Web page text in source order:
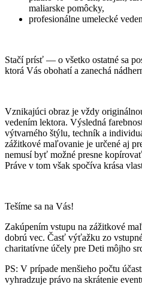
maliarske pomôcky,
profesionálne umelecké
Stačí prísť — o všetko ostatné sa
ktorá Vás obohatí a zanechá
Vznikajúci obraz je vždy
vedením lektora. Výsledná
výtvarného štýlu, techník a
zážitkové maľovanie je určené aj
nemusí byť možné presne
Práve v tom však spočíva krása
Tešíme sa na Vás!
Zakúpením vstupu na zážitkové
dobrú vec. Časť výťažku zo
charitatívne účely pre Deti môjho
PS: V prípade menšieho počtu
vyhradzuje právo na skrátenie